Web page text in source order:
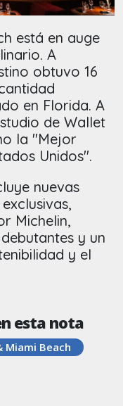
está en auge
A
obtuvo 16
en Florida. A
de Wallet
la "Mejor
Unidos".
nuevas
Michelin,
y un
y el
esta nota
Beach